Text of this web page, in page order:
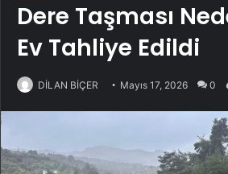
Dere Taşması
Ev Tahliye Edildi
DİLAN BİÇER Mayıs 17, 2026 0